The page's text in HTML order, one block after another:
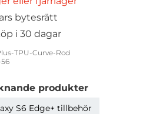
bytesrätt
i 30 dagar
TPU-Curve-Rod
56
produkter
S6 Edge+ tillbehör